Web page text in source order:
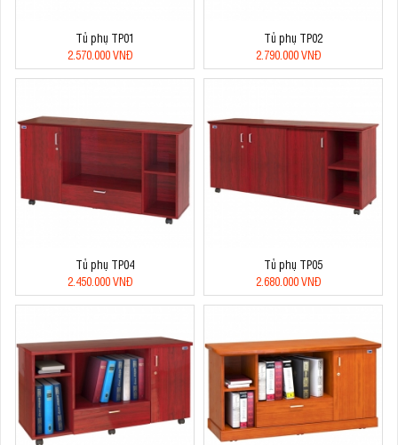
Tủ phụ TP01
2.570.000 VNĐ
Tủ phụ TP02
2.790.000 VNĐ
Tủ phụ TP04
2.450.000 VNĐ
Tủ phụ TP05
2.680.000 VNĐ